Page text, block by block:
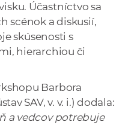
Účastníctvo sa
scénok a diskusií,
skúsenosti s
hierarchiou či
Barbora
SAV, v. v. i.) dodala:
a vedcov potrebuje